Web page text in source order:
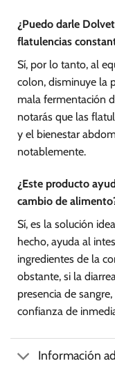
¿Puedo darle
flatulencias
Sí, por lo tanto, al
colon, disminuye la
mala fermentación
notarás que las
y el bienestar
notablemente.
¿Este producto
cambio de
Sí, es la solución
hecho, ayuda al
ingredientes de la
obstante, si la
presencia de
confianza de
Información